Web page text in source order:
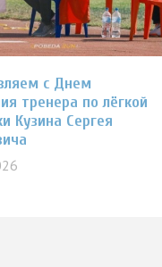
с Днем
тренера по лёгкой
Кузина Сергея